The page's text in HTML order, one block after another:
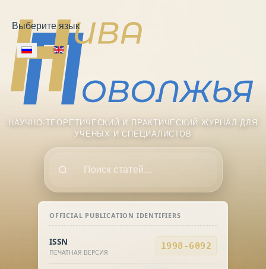
Выберите язык
OFFICIAL PUBLICATION IDENTIFIERS
ISSN
ПЕЧАТНАЯ ВЕРСИЯ
1998-6092
НАУЧНО-ТЕОРЕТИЧЕСКИЙ И ПРАКТИЧЕСКИЙ ЖУРНАЛ ДЛЯ
УЧЕНЫХ И СПЕЦИАЛИСТОВ